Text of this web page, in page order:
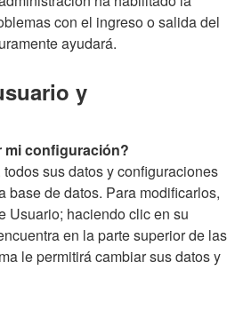
con el ingreso o salida del
ayudará.
y
mi configuración?
sus datos y configuraciones
base de datos. Para modificarlos,
Usuario; haciendo clic en su
en la parte superior de las
le permitirá cambiar sus datos y